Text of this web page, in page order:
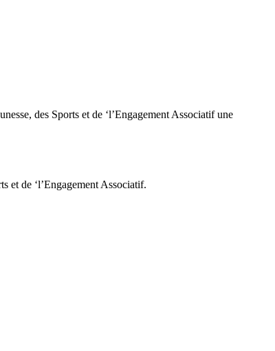
des Sports et de ‘l’Engagement Associatif une
et de ‘l’Engagement Associatif.